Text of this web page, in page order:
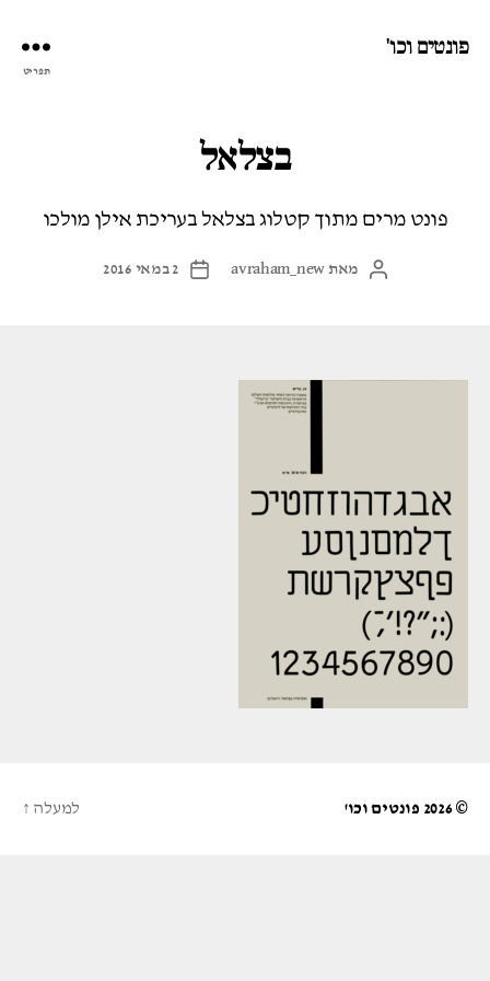
פונטים וכו'
תפריט
בצלאל
פונט מרים מתוך קטלוג בצלאל בעריכת אילן מולכו
המחבר
מאת avraham_new
תאריך
2 במאי 2016
© 2026 פונטים וכו' למעלה ↑